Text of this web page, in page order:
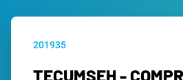
201935
TECUMSEH -